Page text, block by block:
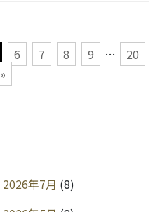
投
稿
の
6 7 8 9 …
20
»
2026年7月 (8)